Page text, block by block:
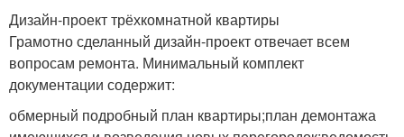
Дизайн-проект трёхкомнатной квартиры
Грамотно сделанный дизайн-проект отвечает всем
вопросам ремонта. Минимальный комплект
документации содержит:
обмерный подробный план квартиры;план демонтажа